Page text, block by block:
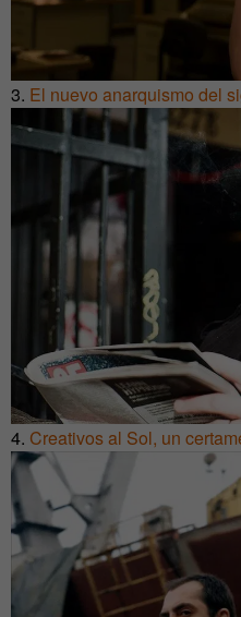
3. El nuevo anarquismo del
4. Creativos al Sol, un